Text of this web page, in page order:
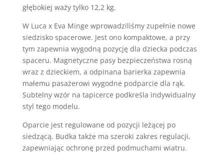
głębokiej waży tylko 12,2 kg.
W Luca x Eva Minge wprowadziliśmy zupełnie nowe
siedzisko spacerowe. Jest ono kompaktowe, a przy
tym zapewnia wygodną pozycję dla dziecka podczas
spaceru. Magnetyczne pasy bezpieczeństwa rosną
wraz z dzieckiem, a odpinana barierka zapewnia
małemu pasażerowi wygodne podparcie dla rąk.
Subtelny wzór na tapicerce podkreśla indywidualny
styl tego modelu.
Oparcie jest regulowane od pozycji leżącej po
siedzącą. Budka także ma szeroki zakres regulacji,
zapewniając ochronę przed podmuchami wiatru.